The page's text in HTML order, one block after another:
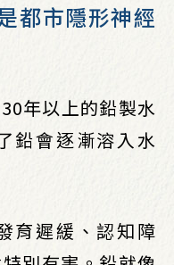
都市隱形神經
年以上的鉛製水
鉛會逐漸溶入水
育遲緩、認知障